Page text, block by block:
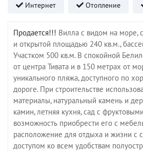
Интернет Отопление
Продается!!! Вилла с видом на море, с
и открытой площадью 240 кв.м.,
Участком 500 кв.м. В спокойной
от центра Тивата и в 150 метрах от
уникального пляжа,доступного по
дороге. При строительстве
материалы, натуральный камень и
камин,летняя кухня,сад с фруктовыми
возможность приобрести его с
расположение для отдыха и жизни с
доступом ко всем удобствам